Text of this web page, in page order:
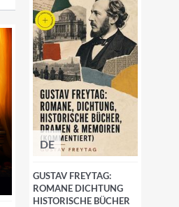
DE
GUSTAV FREYTAG:
ROMANE DICHTUNG
HISTORISCHE BÜCHER